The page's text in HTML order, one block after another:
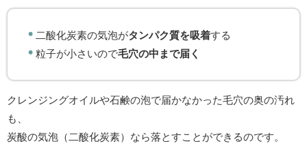
二酸化炭素の気泡がタンパク質を吸着する
粒子が小さいので毛穴の中まで届く
クレンジングオイルや石鹸の泡で届かなかった毛穴の奥の汚れ
も、
炭酸の気泡（二酸化炭素）なら落とすことができるのです。